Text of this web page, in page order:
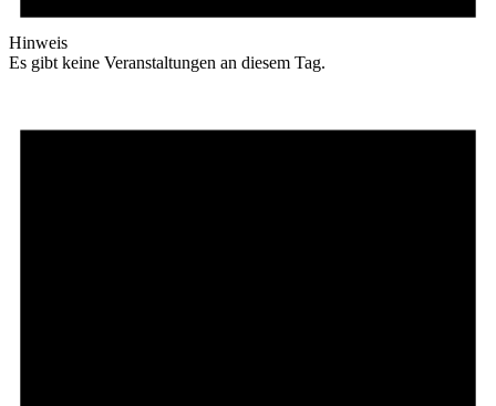
Hinweis
Es gibt keine Veranstaltungen an diesem Tag.